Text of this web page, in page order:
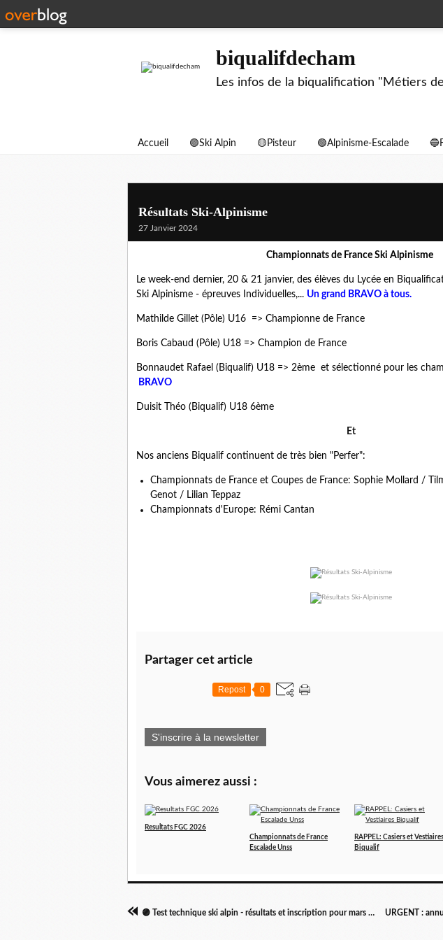
biqualifdecham
Les infos de la biqualification "Métiers
Accueil 🟣Ski Alpin 🟡Pisteur 🟢Alpinisme-Escalade
Résultats Ski-Alpinisme
27 Janvier 2024
Championnats de France Ski Alpinisme
Le week-end dernier, 20 & 21 janvier, des élèves du Lycée en
Ski Alpinisme - épreuves Individuelles,... Un grand BRAVO à tous.
Mathilde Gillet (Pôle) U16 => Championne de France
Boris Cabaud (Pôle) U18 => Champion de France
Bonnaudet Rafael (Biqualif) U18 => 2ème et sélectionné pour les
BRAVO
Duisit Théo (Biqualif) U18 6ème
Et
Nos anciens Biqualif continuent de très bien "Perfer":
Championnats de France et Coupes de France: Sophie Mollard /
Genot / Lilian Teppaz
Championnats d'Europe: Rémi Cantan
Partager cet article
Repost 0
S'inscrire à la newsletter
Vous aimerez aussi :
Resultats FGC 2026
Championnats de France
Escalade Unss
RAPPEL: Casiers et Vestiaires
Biqualif
🟣 Test technique ski alpin - résultats et inscription pour mars 2024